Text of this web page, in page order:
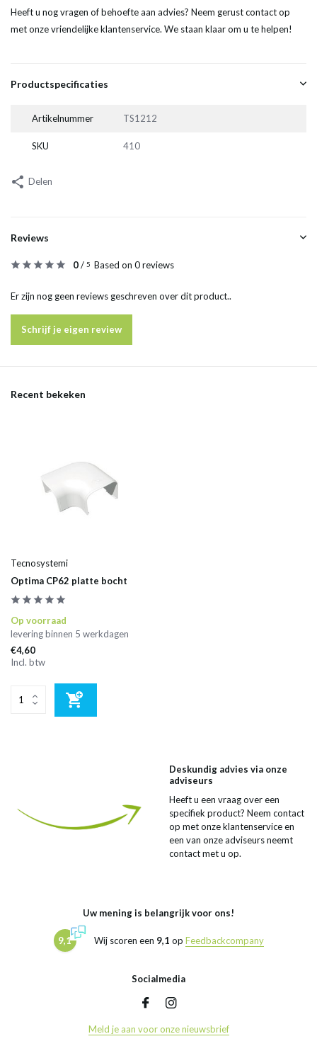
Heeft u nog vragen of behoefte aan advies? Neem gerust contact op
met onze vriendelijke klantenservice. We staan klaar om u te helpen!
Productspecificaties
Artikelnummer TS1212
SKU 410
Delen
Reviews
0/ 5 Based on 0 reviews
Er zijn nog geen reviews geschreven over dit product..
Schrijf je eigen review
Recent bekeken
Tecnosystemi
Optima CP62 platte bocht
Op voorraad
levering binnen 5 werkdagen
€4,60
Incl. btw
Deskundig advies via onze
adviseurs
Heeft u een vraag over een
specifiek product? Neem contact
op met onze klantenservice en
een van onze adviseurs neemt
contact met u op.
Uw mening is belangrijk voor ons!
9,1 Wij scoren een 9,1 op Feedbackcompany
Socialmedia
Meld je aan voor onze nieuwsbrief